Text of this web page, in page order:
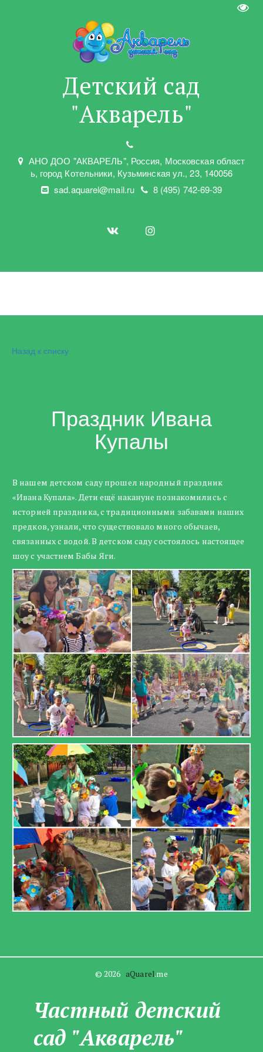
Детский сад
"Акварель"
АНО ДОО "АКВАРЕЛЬ", Россия, Московская област
ь, город Котельники, Кузьминская ул.,23, 140056
sad.aquarel@mail.ru
8 (495) 742-69-39
Назад к списку
Праздник Ивана
Купалы
В нашем детском саду прошел народный праздник
«Ивана Купала». Дети ещё накануне познакомились с
историей праздника, с традиционными забавами наших
предков, узнали, что существовало много обычаев,
связанных с водой. В детском саду состоялось настоящее
шоу с участием Бабы Яги.
© 2026 aQuarel.me
Частны­­й детский
сад "Акварель"